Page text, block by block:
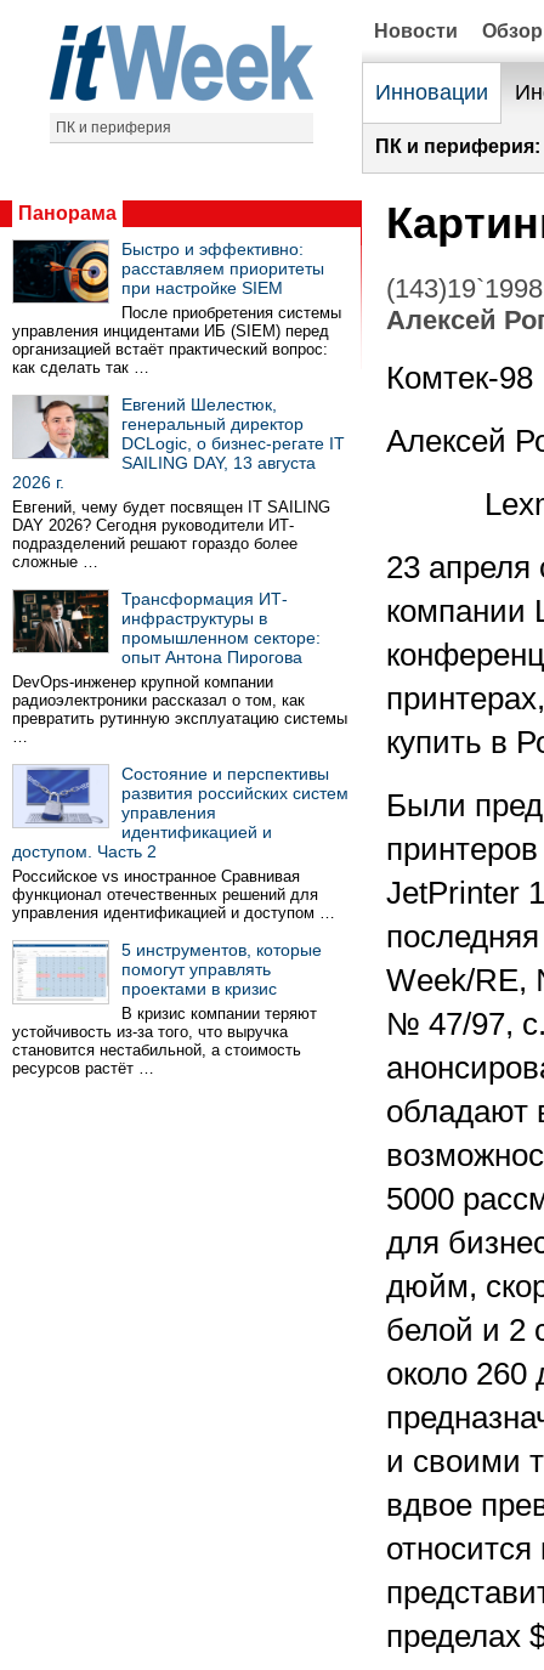
ПК и периферия
Новости
Инновации
ПК и периферия:
Панорама
Быстро и эффективно:
расставляем приоритеты
при настройке SIEM
После приобретения системы
управления инцидентами ИБ (SIEM) перед
организацией встаёт практический вопрос:
как сделать так …
Евгений Шелестюк,
генеральный директор
DCLogic, о бизнес-регате IT
SAILING DAY, 13 августа
2026 г.
Евгений, чему будет посвящен IT SAILING
DAY 2026? Сегодня руководители ИТ-
подразделений решают гораздо более
сложные …
Трансформация ИТ-
инфраструктуры в
промышленном секторе:
опыт Антона Пирогова
DevOps-инженер крупной компании
радиоэлектроники рассказал о том, как
превратить рутинную эксплуатацию системы
…
Состояние и перспективы
развития российских систем
управления
идентификацией и
доступом. Часть 2
Российское vs иностранное Сравнивая
функционал отечественных решений для
управления идентификацией и доступом …
5 инструментов, которые
помогут управлять
проектами в кризис
В кризис компании теряют
устойчивость из-за того, что выручка
становится нестабильной, а стоимость
ресурсов растёт …
(143)19`1998
Алексей
Комтек-98
Алексей
23 апреля
компании
купить в
Были
JetPrinter
Week/RE,
№ 47/97,
обладают
5000
для
дюйм,
белой и 2
около 260
и своими
вдвое
пределах